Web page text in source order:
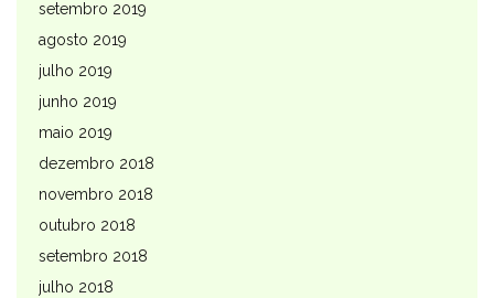
setembro 2019
agosto 2019
julho 2019
junho 2019
maio 2019
dezembro 2018
novembro 2018
outubro 2018
setembro 2018
julho 2018